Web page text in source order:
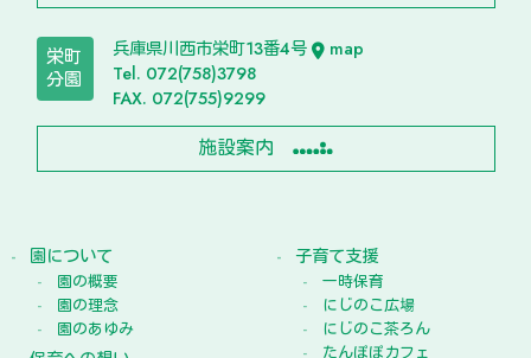
栄町
分園
兵庫県川西市栄町13番4号
map
Tel. 072(758)3798
FAX. 072(755)9299
施設案内
園について
園の概要
園の理念
園のあゆみ
子育て支援
一時保育
にじのこ広場
にじのこ茶ろん
たんぽぽカフェ